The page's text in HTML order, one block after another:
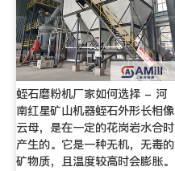
蛭石磨粉机厂家如何选择 - 河
南红星矿山机器蛭石外形长相像
云母，是在一定的花岗岩水合时
产生的。它是一种无机，无毒的
矿物质，且温度较高时会膨胀。